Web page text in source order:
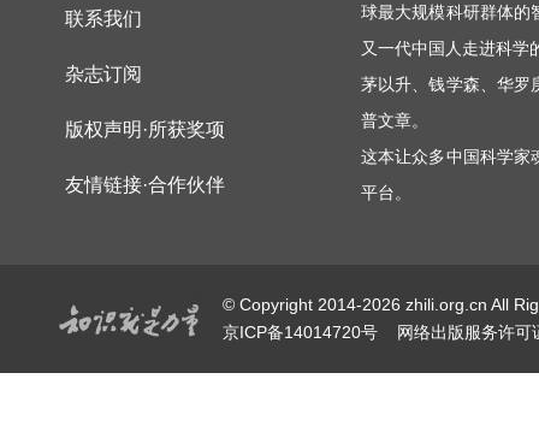
联系我们
杂志订阅
版权声明·所获奖项
友情链接·合作伙伴
球最大规模科研群体的
又一代中国人走进科学
茅以升、钱学森、华罗
普文章。
这本让众多中国科学家
平台。
© Copyright 2014-2026 zhili.org.cn All
京ICP备14014720号
网络出版服务许可